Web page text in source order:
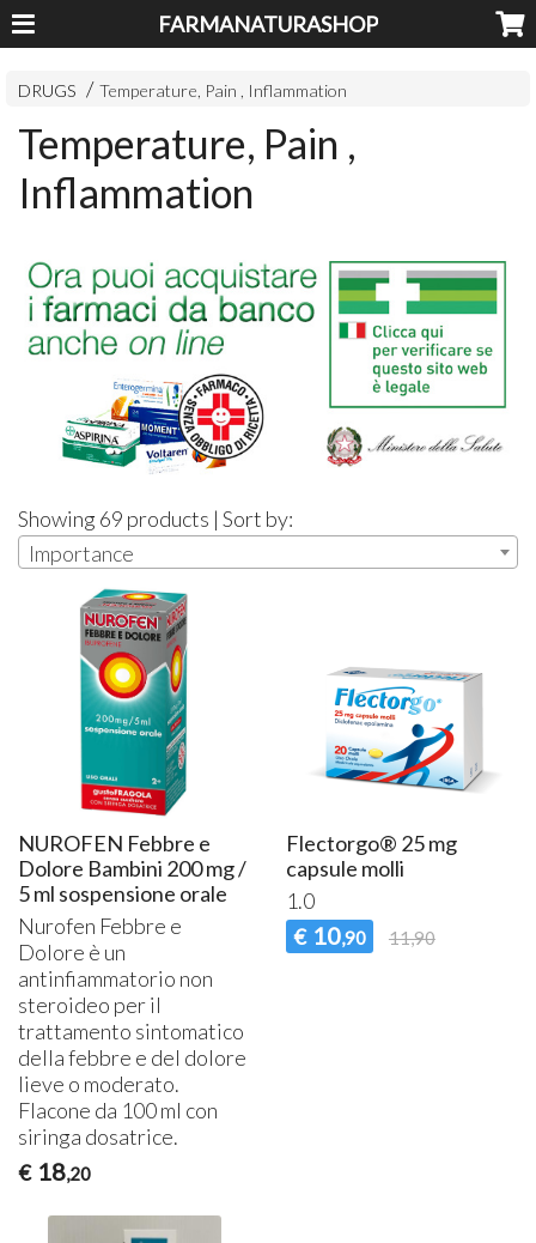
FARMANATURASHOP
DRUGS Temperature, Pain , Inflammation
Temperature, Pain ,
Inflammation
Showing 69 products | Sort by:
Importance
NUROFEN Febbre e
Dolore Bambini 200 mg /
5 ml sospensione orale
Nurofen Febbre e
Dolore è un
antinfiammatorio non
steroideo per il
trattamento sintomatico
della febbre e del dolore
lieve o moderato.
Flacone da 100 ml con
siringa dosatrice.
€ 18,20
Flectorgo® 25 mg
capsule molli
1.0
€ 10,90 11,90